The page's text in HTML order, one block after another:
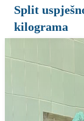
Split
kilograma